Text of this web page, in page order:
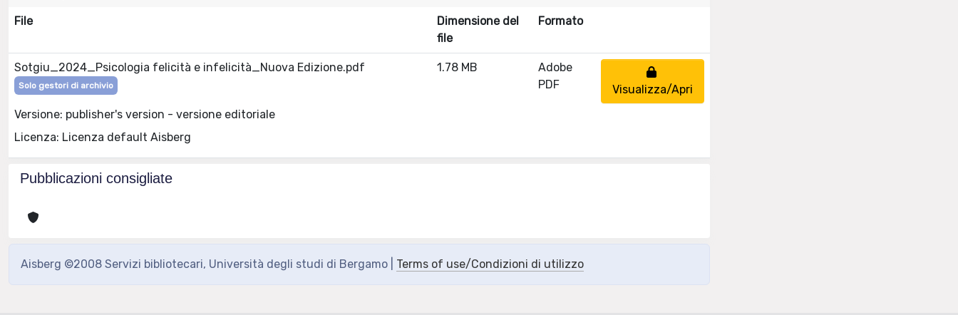
File
Dimensione del
file
Formato
Sotgiu_2024_Psicologia felicità e infelicità_Nuova Edizione.pdf
Solo gestori di archivio
Versione: publisher's version - versione editoriale
Licenza: Licenza default Aisberg
1.78 MB
Adobe
PDF
Visualizza/Apri
Pubblicazioni consigliate
Aisberg ©2008 Servizi bibliotecari, Università degli studi di Bergamo | Terms of use/Condizioni di utilizzo